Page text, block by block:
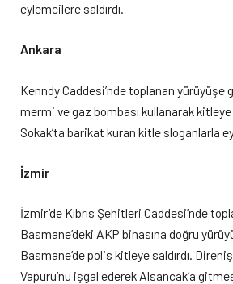
eylemcilere saldırdı.
Ankara
Kenndy Caddesi’nde toplanan
mermi ve gaz bombası kullanarak kitleye
Sokak’ta barikat kuran kitle sloganlarla
İzmir
İzmir’de Kıbrıs Şehitleri Caddesi’nde
Basmane’deki AKP binasına doğru
Basmane’de polis kitleye saldırdı.
Vapuru’nu işgal ederek Alsancak’a